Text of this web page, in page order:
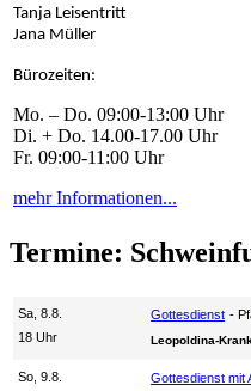
Tanja Leisentritt
Jana Müller
Bürozeiten:
Mo. – Do. 09:00-13:00 Uhr
Di. + Do. 14.00-17.00 Uhr
Fr. 09:00-11:00 Uhr
mehr Informationen...
Termine:
Sa, 8.8.
18 Uhr
Gottesdienst
Leopoldina-
So, 9.8.
Gottesdienst mit